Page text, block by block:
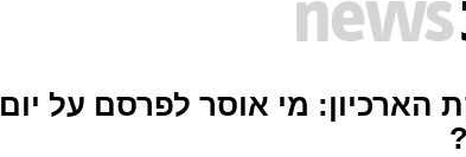
הארכיון: מי אוסר לפרסם על יום